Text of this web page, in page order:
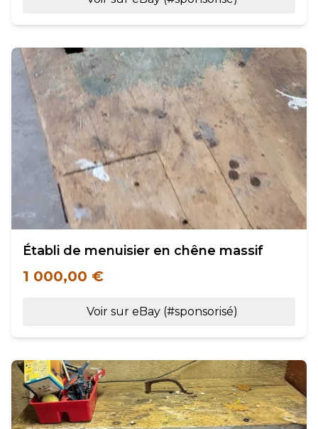
Établi de menuisier en chêne massif
1 000,00 €
Voir sur eBay (#sponsorisé)